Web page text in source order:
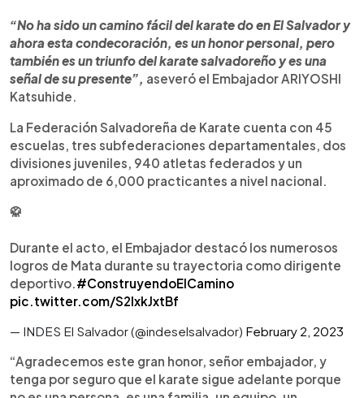
“No ha sido un camino fácil del karate do en El Salvador y
ahora esta condecoración, es un honor personal, pero
también es un triunfo del karate salvadoreño y es una
señal de su presente”, aseveró el Embajador ARIYOSHI
Katsuhide.
La Federación Salvadoreña de Karate cuenta con 45
escuelas, tres subfederaciones departamentales, dos
divisiones juveniles, 940 atletas federados y un
aproximado de 6,000 practicantes a nivel nacional.
🥋
Durante el acto, el Embajador destacó los numerosos
logros de Mata durante su trayectoria como dirigente
deportivo. #ConstruyendoElCamino
pic.twitter.com/S2IxkJxtBf
— INDES El Salvador (@indeselsalvador) February 2, 2023
“Agradecemos este gran honor, señor embajador, y
tenga por seguro que el karate sigue adelante porque